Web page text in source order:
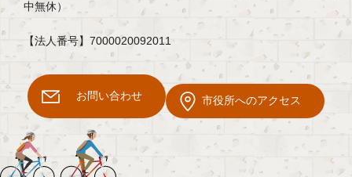
中無休）
【法人番号】7000020092011
お問い合わせ 市役所へのアクセス